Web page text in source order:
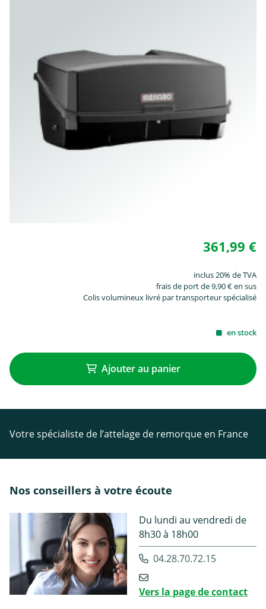
361,99 €
inclus 20% de TVA
frais de port de 9,90 € en sus
Colis volumineux livré par transporteur spécialisé
en stock
Ajouter au panier
Votre spécialiste de l’attelage de remorque en France
Nos conseillers à votre écoute
Du lundi au vendredi de
8h30 à 18h00
04.28.70.72.15
Vers la page de contact